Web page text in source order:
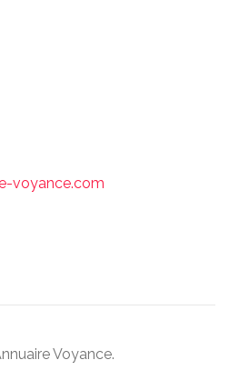
voyance.com
Voyance.